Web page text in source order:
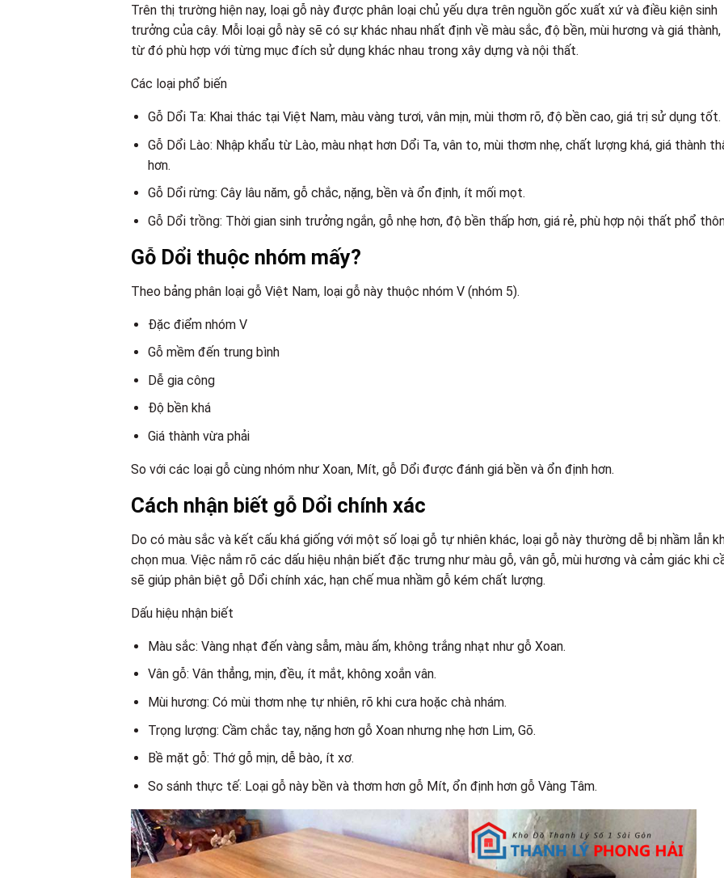
Trên thị trường hiện nay, loại gỗ này được phân loại chủ yếu dựa trên nguồn gốc xuất xứ và điều kiện sinh
trưởng của cây. Mỗi loại gỗ này sẽ có sự khác nhau nhất định về màu sắc, độ bền, mùi hương và giá thành,
từ đó phù hợp với từng mục đích sử dụng khác nhau trong xây dựng và nội thất.
Các loại phổ biến
Gỗ Dổi Ta: Khai thác tại Việt Nam, màu vàng tươi, vân mịn, mùi thơm rõ, độ bền cao, giá trị sử dụng tốt.
Gỗ Dổi Lào: Nhập khẩu từ Lào, màu nhạt hơn Dổi Ta, vân to, mùi thơm nhẹ, chất lượng khá, giá thành
hơn.
Gỗ Dổi rừng: Cây lâu năm, gỗ chắc, nặng, bền và ổn định, ít mối mọt.
Gỗ Dổi trồng: Thời gian sinh trưởng ngắn, gỗ nhẹ hơn, độ bền thấp hơn, giá rẻ, phù hợp nội thất phổ
Gỗ Dổi thuộc nhóm mấy?
Theo bảng phân loại gỗ Việt Nam, loại gỗ này thuộc nhóm V (nhóm 5).
Đặc điểm nhóm V
Gỗ mềm đến trung bình
Dễ gia công
Độ bền khá
Giá thành vừa phải
So với các loại gỗ cùng nhóm như Xoan, Mít, gỗ Dổi được đánh giá bền và ổn định hơn.
Cách nhận biết gỗ Dổi chính xác
Do có màu sắc và kết cấu khá giống với một số loại gỗ tự nhiên khác, loại gỗ này thường dễ bị nhầm lẫn
chọn mua. Việc nắm rõ các dấu hiệu nhận biết đặc trưng như màu gỗ, vân gỗ, mùi hương và cảm giác khi
sẽ giúp phân biệt gỗ Dổi chính xác, hạn chế mua nhầm gỗ kém chất lượng.
Dấu hiệu nhận biết
Màu sắc: Vàng nhạt đến vàng sẫm, màu ấm, không trắng nhạt như gỗ Xoan.
Vân gỗ: Vân thẳng, mịn, đều, ít mắt, không xoắn vân.
Mùi hương: Có mùi thơm nhẹ tự nhiên, rõ khi cưa hoặc chà nhám.
Trọng lượng: Cầm chắc tay, nặng hơn gỗ Xoan nhưng nhẹ hơn Lim, Gõ.
Bề mặt gỗ: Thớ gỗ mịn, dễ bào, ít xơ.
So sánh thực tế: Loại gỗ này bền và thơm hơn gỗ Mít, ổn định hơn gỗ Vàng Tâm.